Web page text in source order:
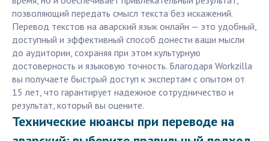
позволяющий передать смысл текста без искажений.
Перевод текстов на аварский язык онлайн — это удобный,
доступный и эффективный способ донести ваши мысли
до аудитории, сохраняя при этом культурную
достоверность и языковую точность. Благодаря Workzilla
вы получаете быстрый доступ к экспертам с опытом от
15 лет, что гарантирует надежное сотрудничество и
результат, который вы оцените.
Технические нюансы при переводе на